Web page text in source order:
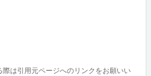
は引用元ページへのリンクをお願いい